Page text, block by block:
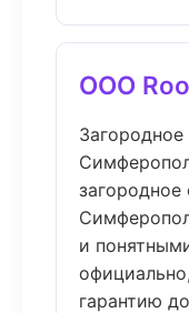
ООО
загородное
и
гарантию